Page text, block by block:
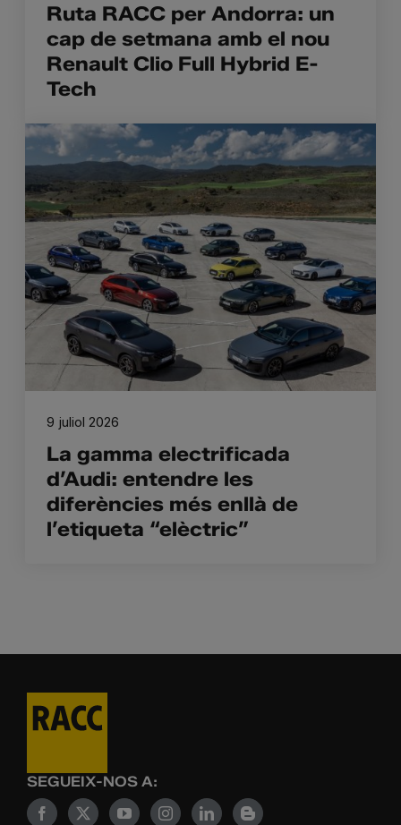
Ruta RACC per Andorra: un
cap de setmana amb el nou
Renault Clio Full Hybrid E-
Tech
La gamma electrificada
d’Audi: entendre les
diferències més enllà de
l’etiqueta “elèctric”
9 juliol 2026
SEGUEIX-NOS A: